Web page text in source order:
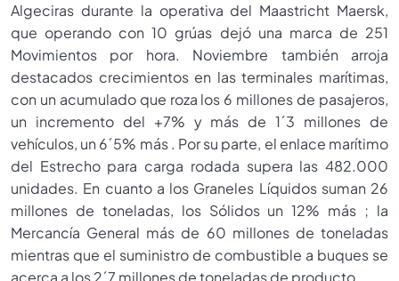
Algeciras durante la operativa del Maastricht Maersk,
que operando con 10 grúas dejó una marca de 251
Movimientos por hora. Noviembre también arroja
destacados crecimientos en las terminales marítimas,
con un acumulado que roza los 6 millones de pasajeros,
un incremento del +7% y más de 1´3 millones de
vehículos, un 6´5% más . Por su parte, el enlace marítimo
del Estrecho para carga rodada supera las 482.000
unidades. En cuanto a los Graneles Líquidos suman 26
millones de toneladas, los Sólidos un 12% más ; la
Mercancía General más de 60 millones de toneladas
mientras que el suministro de combustible a buques se
acerca a los 2´7 millones de toneladas de producto.